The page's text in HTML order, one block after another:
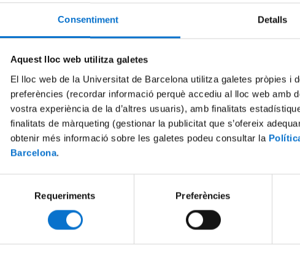
Consentiment Detalls
Aquest lloc web utilitza galetes
El lloc web de la Universitat de Barcelona utilitza galetes pròpies i
preferències (recordar informació perquè accediu al lloc web amb
vostra experiència de la d’altres usuaris), amb finalitats
finalitats de màrqueting (gestionar la publicitat que s’ofereix
obtenir més informació sobre les galetes podeu consultar la
Barcelona.
consentiment
Requeriments Preferències